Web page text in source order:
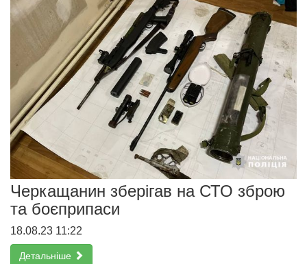
Черкащанин зберігав на СТО зброю
та боєприпаси
18.08.23 11:22
Детальніше